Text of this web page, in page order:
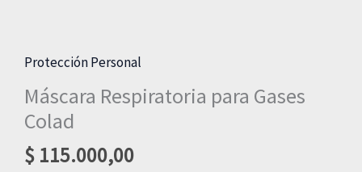
Protección Personal
Máscara Respiratoria para Gases
Colad
$ 115.000,00